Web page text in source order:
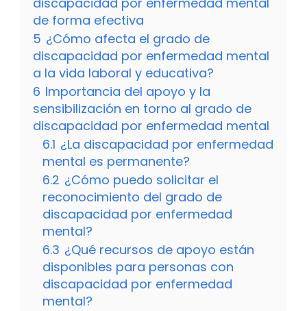
de forma efectiva
5 ¿Cómo afecta el grado de
discapacidad por enfermedad mental
a la vida laboral y educativa?
6 Importancia del apoyo y la
sensibilización en torno al grado de
discapacidad por enfermedad mental
6.1 ¿La discapacidad por enfermedad
mental es permanente?
6.2 ¿Cómo puedo solicitar el
reconocimiento del grado de
discapacidad por enfermedad
mental?
6.3 ¿Qué recursos de apoyo están
disponibles para personas con
discapacidad por enfermedad
mental?